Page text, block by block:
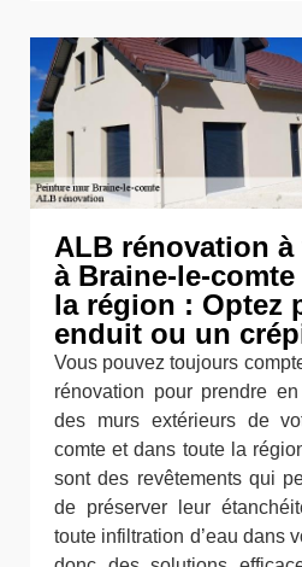
ALB rénovation
à Braine-le-
la région : Optez
enduit ou un
Vous pouvez toujours
rénovation pour prendre
des murs extérieurs de
comte et dans toute la
sont des revêtements qui
de préserver leur
toute infiltration d’eau dans